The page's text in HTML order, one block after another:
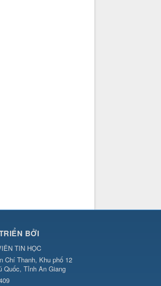
BỞI
TIN HỌC
Chí Thanh, Khu phố 12
Quốc, Tỉnh An Giang